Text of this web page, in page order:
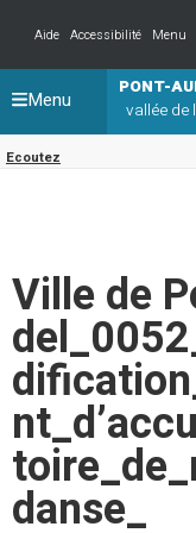
Aide
Accessibilité Menu
PONT-
vallée de
Ecoutez
Menu
Ville de
danse_